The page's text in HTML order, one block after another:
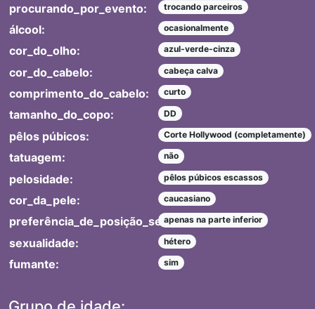
procurando_por_evento: trocando parceiros
álcool: ocasionalmente
cor_do_olho: azul-verde-cinza
cor_do_cabelo: cabeça calva
comprimento_do_cabelo: curto
tamanho_do_copo: DD
pêlos púbicos: Corte Hollywood (completamente)
tatuagem: não
pelosidade: pêlos púbicos escassos
cor_da_pele: caucasiano
preferência_de_posição_sexual:apenas na parte inferior
sexualidade: hétero
fumante: sim